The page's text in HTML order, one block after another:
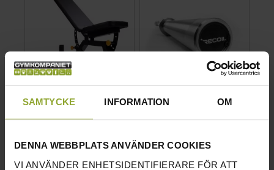
SAMTYCKE INFORMATION OM
DENNA WEBBPLATS ANVÄNDER COOKIES
VI ANVÄNDER ENHETSIDENTIFIERARE FÖR ATT
CLASSIC, JUSTERBAR MAXVIKT
BETYG:
95%
23RECENSIONER
BETYG:
90%
19RECENSIONER